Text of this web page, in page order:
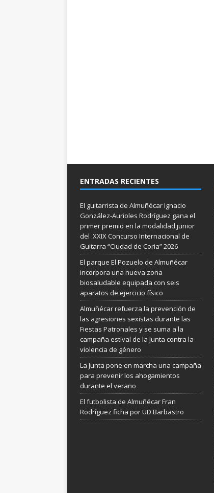
ENTRADAS RECIENTES
El guitarrista de Almuñécar Ignacio
González-Aurioles Rodríguez gana el
primer premio en la modalidad junior
del XXIX Concurso Internacional de
Guitarra “Ciudad de Coria” 2026
El parque El Pozuelo de Almuñécar
incorpora una nueva zona
biosaludable equipada con seis
aparatos de ejercicio físico
Almuñécar refuerza la prevención de
las agresiones sexistas durante las
Fiestas Patronales y se suma a la
campaña estival de la Junta contra la
violencia de género
La Junta pone en marcha una campaña
para prevenir los ahogamientos
durante el verano
El futbolista de Almuñécar Fran
Rodríguez ficha por UD Barbastro